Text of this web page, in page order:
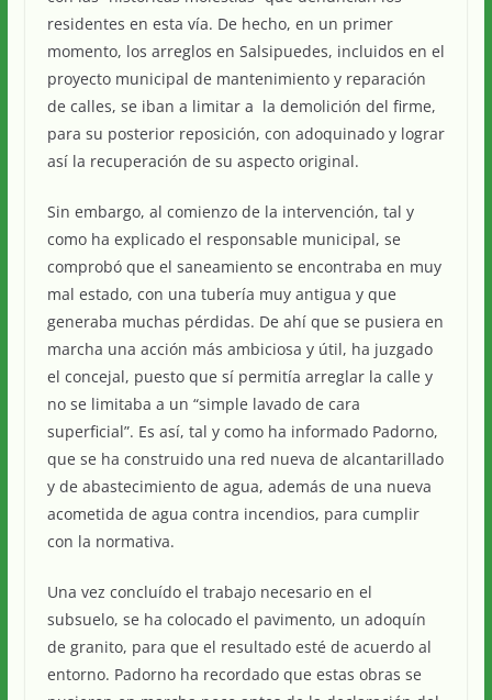
residentes en esta vía. De hecho, en un primer
momento, los arreglos en Salsipuedes, incluidos en el
proyecto municipal de mantenimiento y reparación
de calles, se iban a limitar a la demolición del firme,
para su posterior reposición, con adoquinado y lograr
así la recuperación de su aspecto original.
Sin embargo, al comienzo de la intervención, tal y
como ha explicado el responsable municipal, se
comprobó que el saneamiento se encontraba en muy
mal estado, con una tubería muy antigua y que
generaba muchas pérdidas. De ahí que se pusiera en
marcha una acción más ambiciosa y útil, ha juzgado
el concejal, puesto que sí permitía arreglar la calle y
no se limitaba a un “simple lavado de cara
superficial”. Es así, tal y como ha informado Padorno,
que se ha construido una red nueva de alcantarillado
y de abastecimiento de agua, además de una nueva
acometida de agua contra incendios, para cumplir
con la normativa.
Una vez concluído el trabajo necesario en el
subsuelo, se ha colocado el pavimento, un adoquín
de granito, para que el resultado esté de acuerdo al
entorno. Padorno ha recordado que estas obras se